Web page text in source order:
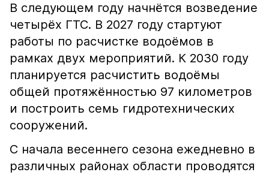
В следующем году начнётся возведение
четырёх ГТС. В 2027 году стартуют
работы по расчистке водоёмов в
рамках двух мероприятий. К 2030 году
планируется расчистить водоёмы
общей протяжённостью 97 километров
и построить семь гидротехнических
сооружений.
С начала весеннего сезона ежедневно в
различных районах области проводятся